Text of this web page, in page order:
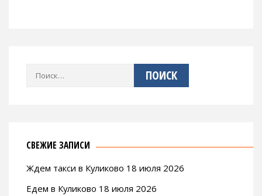
Найти:
СВЕЖИЕ ЗАПИСИ
Ждем такси в Куликово 18 июля 2026
Едем в Куликово 18 июля 2026